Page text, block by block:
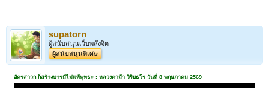
supatorn
ผู้สนับสนุนเว็บพลังจิต
ผู้สนับสนุนพิเศษ
อัครสาวก ก็สร้างบารมีไม่แพ้พุทธะ : หลวงตาม้า วิริยธโร วันที่ 8 พฤษภาคม 2569